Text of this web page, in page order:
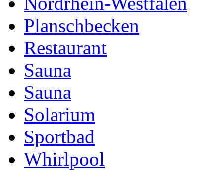
Planschbecken
Restaurant
Sauna
Sauna
Solarium
Sportbad
Whirlpool